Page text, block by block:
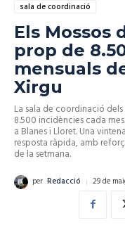
sala de coordinació
Els Mossos
prop de
mensuals
Xirgu
La sala de coordinació
8.500 incidències cada
a Blanes i Lloret. Una
resposta ràpida, amb
de la setmana.
per Redacció 29 de